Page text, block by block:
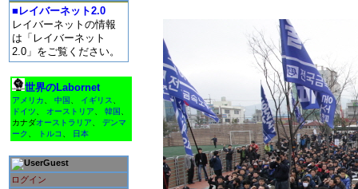
■レイバーネット2.0
レイバーネットの情報
は「レイバーネット
2.0」をご覧ください。
世界のLabornet
アメリカ 中国 イギリス
ドイツ
オーストリア 韓国
カナダオーストラリア
デンマ
ーク
トルコ 日本
Guest
ログイン